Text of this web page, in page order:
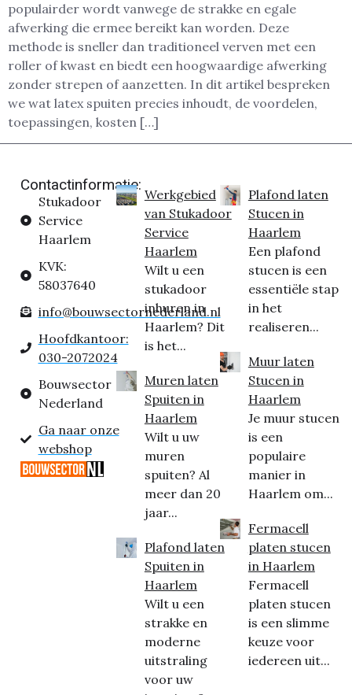
populairder wordt vanwege de strakke en egale
afwerking die ermee bereikt kan worden. Deze
methode is sneller dan traditioneel verven met een
roller of kwast en biedt een hoogwaardige afwerking
zonder strepen of aanzetten. In dit artikel bespreken
we wat latex spuiten precies inhoudt, de voordelen,
toepassingen, kosten […]
Contactinformatie:
Stukadoor
Service
Haarlem
KVK:
58037640
info@bouwsectornederland.nl
Hoofdkantoor:
030-2072024
Bouwsector
Nederland
Ga naar onze
webshop
Werkgebied
van Stukadoor
Service
Haarlem
Wilt u een
stukadoor
inhuren in
Haarlem? Dit
is het...
Muren laten
Spuiten in
Haarlem
Wilt u uw
muren
spuiten? Al
meer dan 20
jaar...
Plafond laten
Spuiten in
Haarlem
Wilt u een
strakke en
moderne
uitstraling
voor uw
Plafond laten
Stucen in
Haarlem
Een plafond
stucen is een
essentiële stap
in het
realiseren...
Muur laten
Stucen in
Haarlem
Je muur stucen
is een
populaire
manier in
Haarlem om...
Fermacell
platen stucen
in Haarlem
Fermacell
platen stucen
is een slimme
keuze voor
iedereen uit...